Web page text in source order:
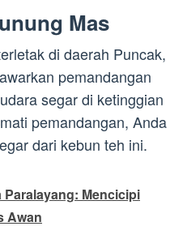
Mas
di daerah Puncak,
pemandangan
segar di ketinggian
pemandangan, Anda
dari kebun teh ini.
Paralayang: Mencicipi
Awan